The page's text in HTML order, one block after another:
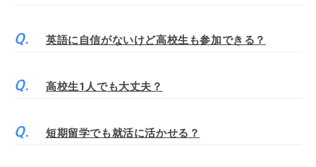
英語に自信がないけど高校生も参加できる？
高校生1人でも大丈夫？
短期留学でも就活に活かせる？